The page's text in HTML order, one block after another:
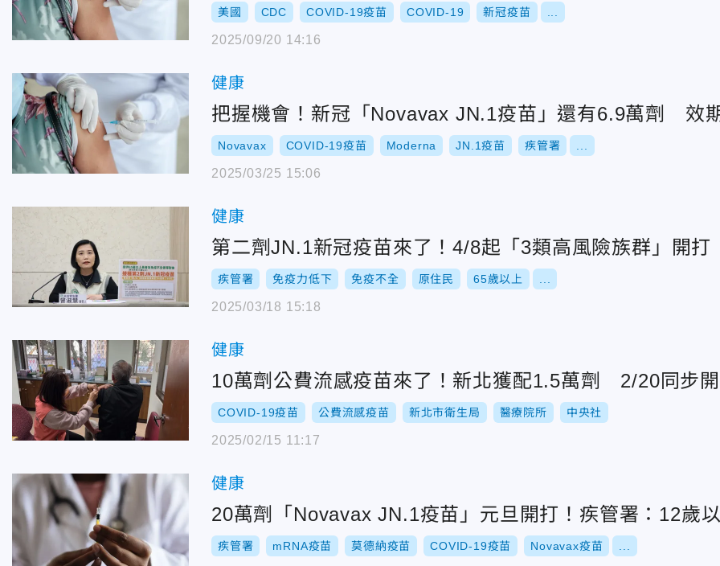
美國 CDC COVID-19疫苗 COVID-19 新冠疫苗
2025/09/20 14:16
健康
把握機會！新冠「Novavax JN.1疫苗」還有6.9萬劑 效
Novavax COVID-19疫苗 Moderna JN.1疫苗 疾管署
2025/03/25 15:06
健康
第二劑JN.1新冠疫苗來了！4/8起「3類高風險族群」開打
疾管署 免疫力低下 免疫不全 原住民 65歲以上
2025/03/18 15:18
健康
10萬劑公費流感疫苗來了！新北獲配1.5萬劑 2/20同步
COVID-19疫苗 公費流感疫苗 新北市衛生局 醫療院所 中央社
2025/02/15 11:17
健康
20萬劑「Novavax JN.1疫苗」元旦開打！疾管署：12歲
疾管署 mRNA疫苗 莫德納疫苗 COVID-19疫苗 Novavax疫苗